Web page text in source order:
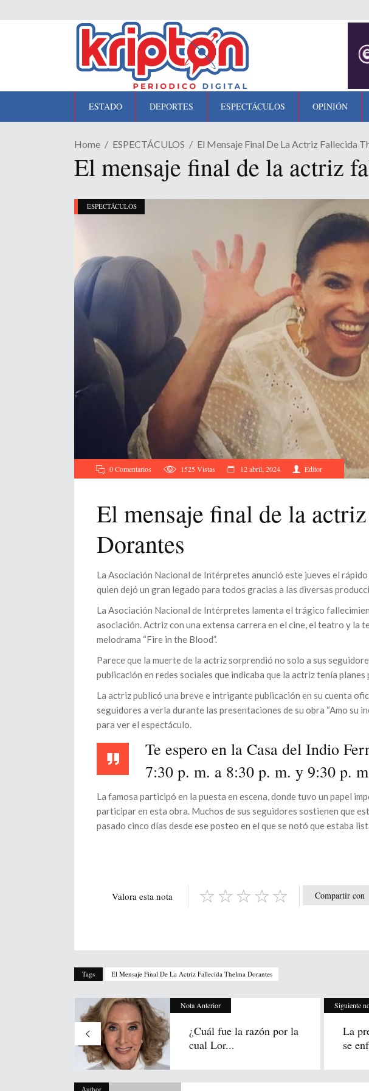
ESTADO DEPORTES ESPECTÁCULOS OPINIÓN
Home ESPECTÁCULOS El Mensaje Final De La Actriz Fallecida
El mensaje final de la actriz
ESPECTÁCULOS
0 Comentarios 1525Vistas 12 abril, 2024 Editor
El mensaje final de la
Dorantes
La Asociación Nacional de Intérpretes anunció este jueves el
quien dejó un gran legado para todos gracias a las diversas
La Asociación Nacional de Intérpretes lamenta el trágico
asociación. Actriz con una extensa carrera en el cine, el teatro y la
melodrama “Fire in the Blood”.
Parece que la muerte de la actriz sorprendió no solo a sus
publicación en redes sociales que indicaba que la actriz tenía
La actriz publicó una breve e intrigante publicación en su cuenta
seguidores a verla durante las presentaciones de su obra “Amo su
para ver el espectáculo.
Te espero en la Casa del Indio
7:30 p. m. a 8:30 p. m. y 9:30 p.
La famosa participó en la puesta en escena, donde tuvo un papel
participar en esta obra. Muchos de sus seguidores sostienen que
pasado cinco días desde ese posteo en el que se notó que estaba
Compartir con
Valora esta nota
Tags El Mensaje Final De La Actriz Fallecida Thelma Dorantes
Nota Anterior
¿Cuál fue la razón por la
cual Lor...
Siguiente
La
se
Author